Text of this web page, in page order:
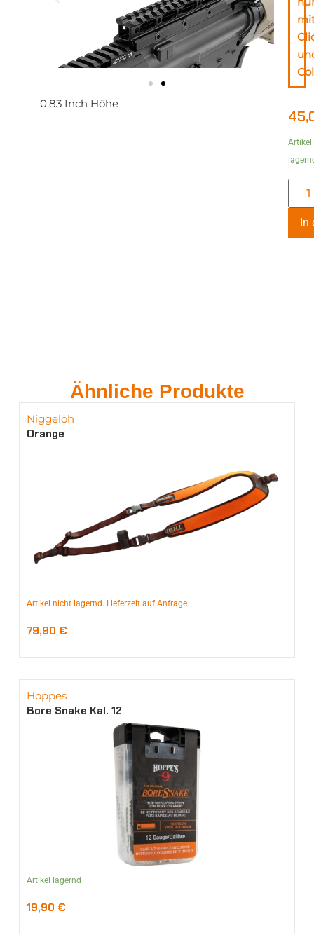
0,83 Inch Höhe
Artikel
Ähnliche Produkte
Niggeloh
Orange
Artikel nicht lagernd. Lieferzeit auf Anfrage
79,90 €
Hoppes
Bore Snake Kal. 12
Artikel lagernd
19,90 €